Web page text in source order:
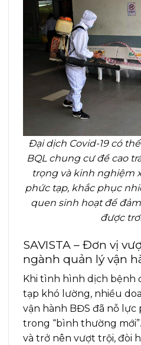
Đại dịch Covid-19 có
BQL chung cư đề cao
trọng và kinh nghiệm
phức tạp, khắc phục
quen sinh hoạt để
được
SAVISTA – Đơn vị
ngành quản lý vận
Khi tình hình dịch bệnh
tạp khó lường, nhiều
vận hành BĐS đã nỗ lực
trong “bình thường
và trở nên vượt trội, đòi